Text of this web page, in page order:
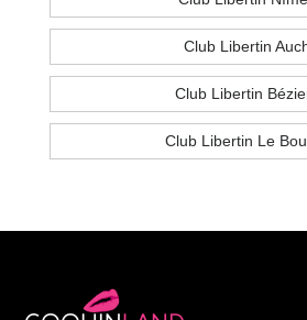
Club Libertin
Club Libertin
Club Libertin Le